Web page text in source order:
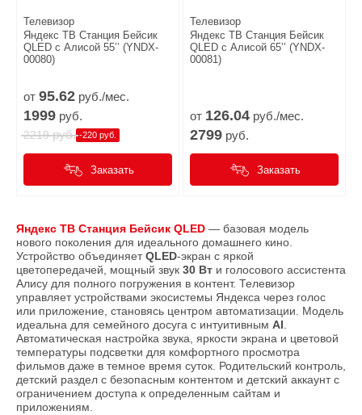
Телевизор
Яндекс ТВ Станция Бейсик
QLED с Алисой 55’’ (YNDX-
00080)
от 95.62 руб./мес.
1999 руб.
2219руб. -220 руб.
Заказать
Телевизор
Яндекс ТВ Станция Бейсик
QLED с Алисой 65’’ (YNDX-
00081)
от 126.04 руб./мес.
2799 руб.
Заказать
Яндекс ТВ Станция Бейсик QLED — базовая модель
нового поколения для идеального домашнего кино.
Устройство объединяетQLED-экран с яркой
цветопередачей, мощный звук 30 Вт и голосового ассистента
Алису для полного погружения в контент. Телевизор
управляет устройствами экосистемы Яндекса через голос
или приложение, становясь центром автоматизации. Модель
идеальна для семейного досуга с интуитивным AI
Автоматическая настройка звука, яркости экрана и цветовой
температуры подсветки для комфортного просмотра
фильмов даже в темное время суток. Родительский контроль,
детский раздел с безопасным контентом и детский аккаунт с
ограничением доступа к определенным сайтам и
приложениям.